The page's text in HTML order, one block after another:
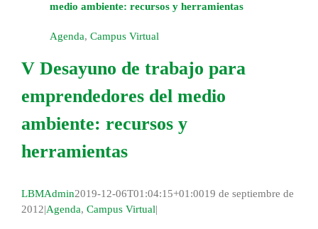
medio ambiente: recursos y herramientas
Agenda, Campus Virtual
V Desayuno de trabajo para
emprendedores del medio
ambiente: recursos y
herramientas
LBMAdmin2019-12-06T01:04:15+01:0019 de septiembre de
2012|Agenda, Campus Virtual|